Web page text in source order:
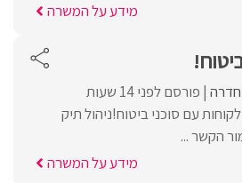
מידע על המשרה
חדרה פורסם לפני 14 שעות
עם סוכני ביטוח!ניהול תיק
הקשר ...
מידע על המשרה